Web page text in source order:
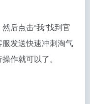
后点击“我”找到官
发送快速冲刺淘气
作就可以了。